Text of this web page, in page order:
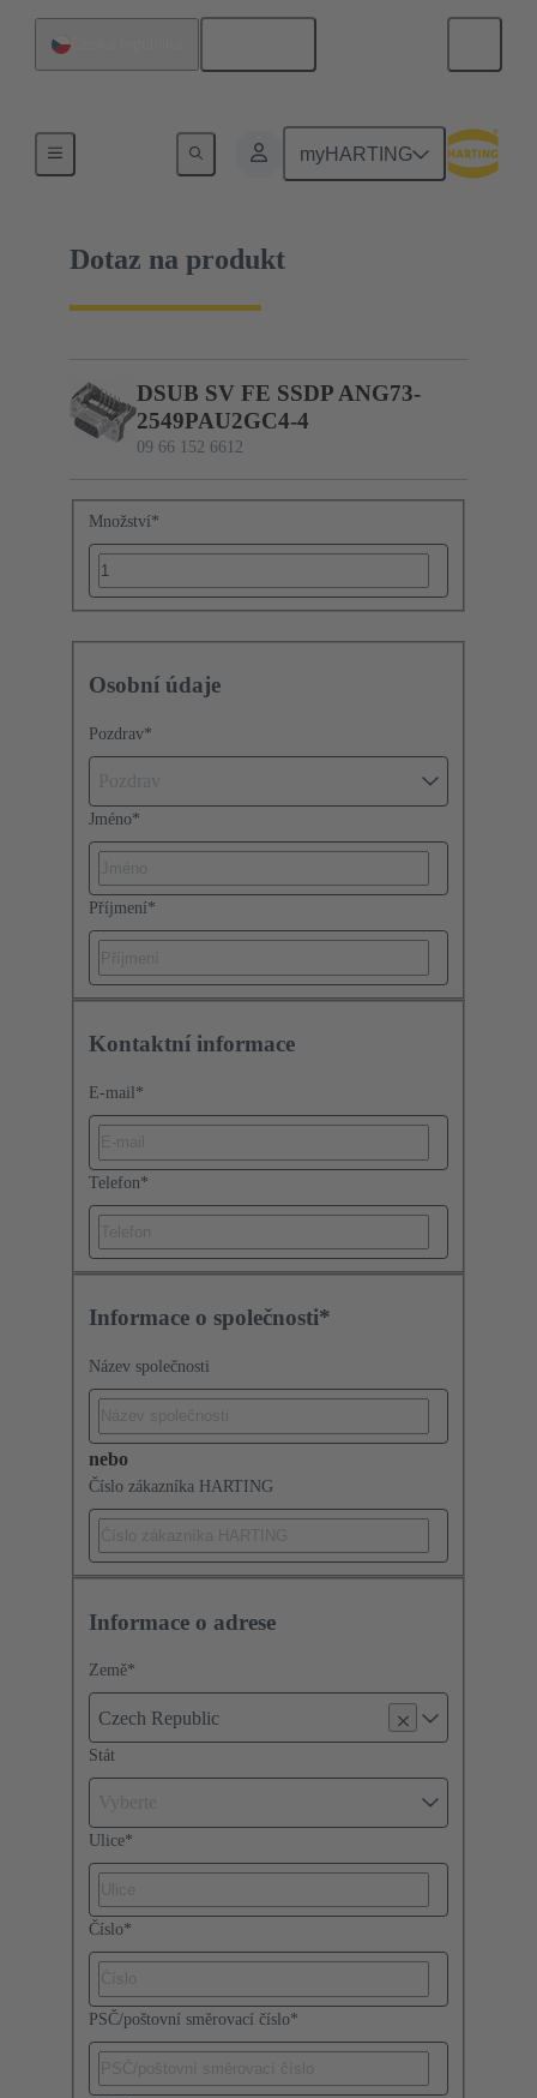
myHARTING
09 66 152 6612
Dotaz na produkt
DSUB SV FE SSDP ANG73-
2549PAU2GC4-4
09 66 152 6612
Množství*
Osobní údaje
Pozdrav*
Jméno*
Příjmení*
Kontaktní informace
E-mail *
Telefon*
Informace o společnosti*
Název společnosti
nebo
Číslo zákazníka HARTING
Informace o adrese
Země*
Czech Republic
Stát
Ulice*
Číslo*
PSČ/poštovní směrovací číslo*